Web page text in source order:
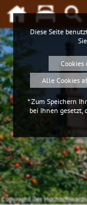
Copyright der
Diese Seite
Cookies
Alle Cookies
* Zum Speichern
bei Ihnen gesetzt,